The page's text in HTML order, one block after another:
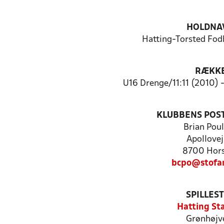
Hatting-Torsted
U16 Drenge/11:11 (2010)
KLUBBENS
Brian
Apollovej
8700
Hatting